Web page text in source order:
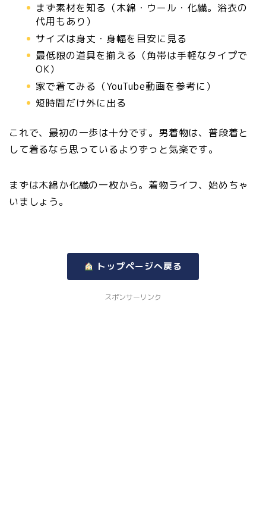
まず素材を知る（木綿・ウール・化繊。浴衣の
代用もあり）
サイズは身丈・身幅を目安に見る
最低限の道具を揃える（角帯は手軽なタイプで
OK）
家で着てみる（YouTube動画を参考に）
短時間だけ外に出る
これで、最初の一歩は十分です。男着物は、普段着と
して着るなら思っているよりずっと気楽です。
まずは木綿か化繊の一枚から。着物ライフ、始めちゃ
いましょう。
トップページへ戻る
スポンサーリンク